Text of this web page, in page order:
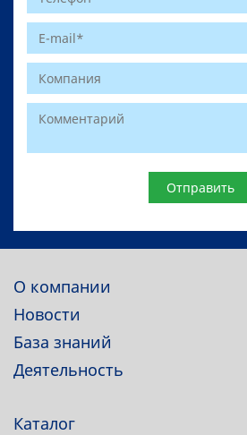
О компании
Новости
База знаний
Деятельность
Каталог